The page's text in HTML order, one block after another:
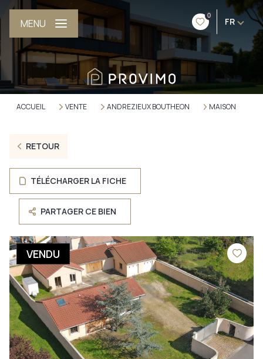
0
FR
MENU
ACCUEIL VENTE ANDREZIEUX BOUTHEON MAISON
RETOUR
TÉLÉCHARGER LA FICHE
PARTAGER CE BIEN
VENDU